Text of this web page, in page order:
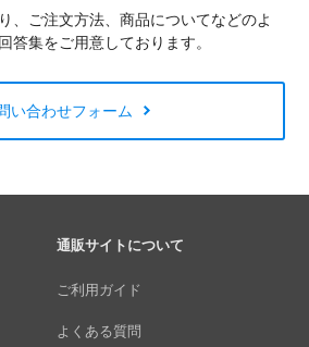
、ご注文方法、商品についてなどのよ
答集をご用意しております。
い合わせフォーム
通販サイトについて
ご利用ガイド
よくある質問